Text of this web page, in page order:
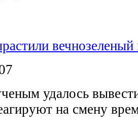
вечнозеленый
удалось
на смену